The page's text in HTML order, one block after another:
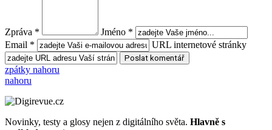
Zpráva *
Jméno *
Email *
URL internetové stránky
zpátky nahoru
nahoru
Novinky, testy a glosy nejen z digitálního světa. Hlavně s